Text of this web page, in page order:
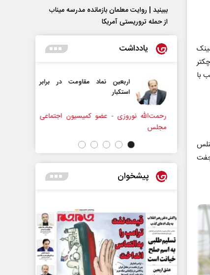
با
ببینید | روایت معلمان بازمانده مدرسه میناب
از حمله تروریستی آمریکا
یادداشت
مضر
اربعین نماد مقاومت در برابر
استکبار‌
رحمت‌الله نوروزی - عضو کمیسیون اجتماعی
مجلس
پیشخوان